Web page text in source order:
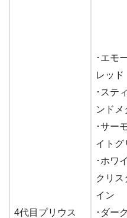
4代目プリウス
･エモ
レッド
･ステ
ンドメ
･サー
イトグ
･ホワ
クリス
イン
･ダー